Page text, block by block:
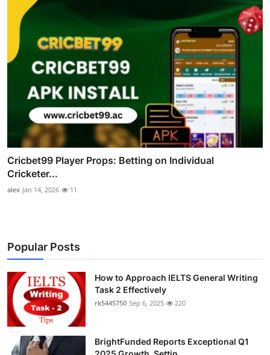
Cricbet99 Player Props: Betting on Individual
Cricketer...
alex Jan 14, 2026 11
Popular Posts
How to Approach IELTS General Writing
Task 2 Effectively
rk5445750 Sep 6, 2025 220
BrightFunded Reports Exceptional Q1